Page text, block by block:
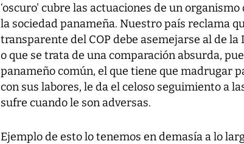
‘oscuro' cubre las actuaciones de un
la sociedad panameña. Nuestro país reclama
transparente del COP debe asemejarse al de
o que se trata de una comparación absurda,
panameño común, el que tiene que madrugar
con sus labores, le da el celoso seguimiento a
sufre cuando le son adversas.
Ejemplo de esto lo tenemos en demasía a lo